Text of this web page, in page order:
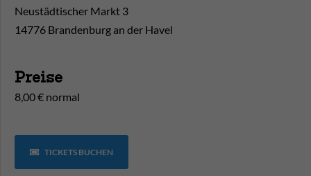
Neustädtischer Markt 3
14776 Brandenburg an der Havel
Preise
8,00 € normal
TICKETS BUCHEN